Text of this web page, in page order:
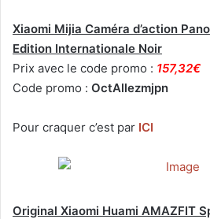
Xiaomi Mijia Caméra d’action
Edition Internationale Noir
Prix avec le code promo : 157,32€
Code promo : OctAllezmjpn
Pour craquer c’est par ICI
Original Xiaomi Huami AMAZFIT